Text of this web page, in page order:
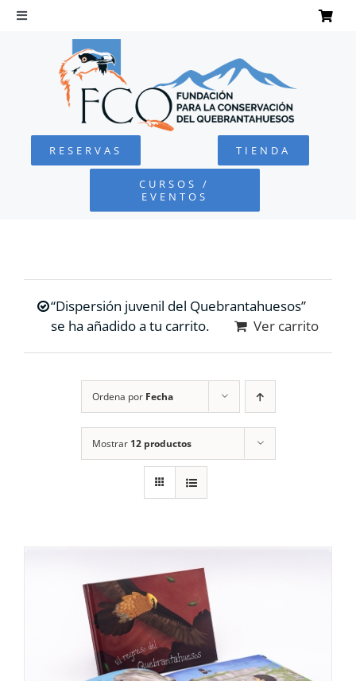
Saltar
Toggle
Navigation
QUEBRANTAHUESOS
FUNDACIÓN
COLABORA
RESERVAS TIENDA
CURSOS /
EVENTOS
“Dispersión juvenil del Quebrantahuesos”
se ha añadido a tu carrito.
Ver carrito
Ordena por Fecha
Mostrar 12 productos